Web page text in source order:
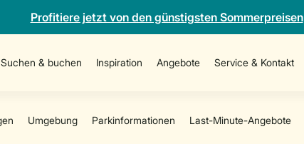
Profitiere jetzt von den günstigsten Sommerpreisen
Suchen & buchen Inspiration Angebote Service & Kontakt